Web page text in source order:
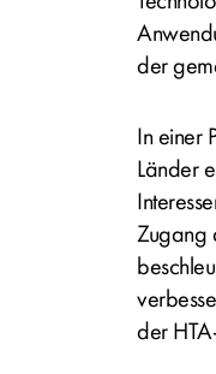
der
In einer
Länder
Zugang
der